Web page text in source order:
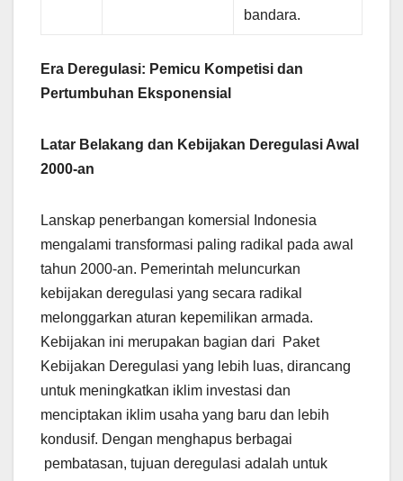
bandara.
Era Deregulasi: Pemicu Kompetisi dan
Pertumbuhan Eksponensial
Latar Belakang dan Kebijakan Deregulasi Awal
2000-an
Lanskap penerbangan komersial Indonesia
mengalami transformasi paling radikal pada awal
tahun 2000-an. Pemerintah meluncurkan
kebijakan deregulasi yang secara radikal
melonggarkan aturan kepemilikan armada.
Kebijakan ini merupakan bagian dari Paket
Kebijakan Deregulasi yang lebih luas, dirancang
untuk meningkatkan iklim investasi dan
menciptakan iklim usaha yang baru dan lebih
kondusif. Dengan menghapus berbagai
pembatasan, tujuan deregulasi adalah untuk